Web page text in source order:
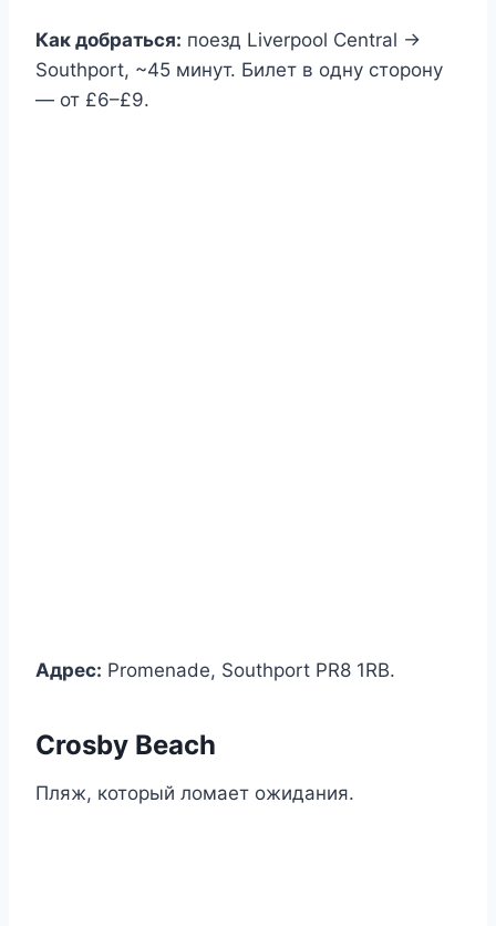
Как добраться: поезд Liverpool Central →
Southport, ~45 минут. Билет в одну сторону
— от £6–£9.
Адрес: Promenade, Southport PR8 1RB.
Crosby Beach
Пляж, который ломает ожидания.